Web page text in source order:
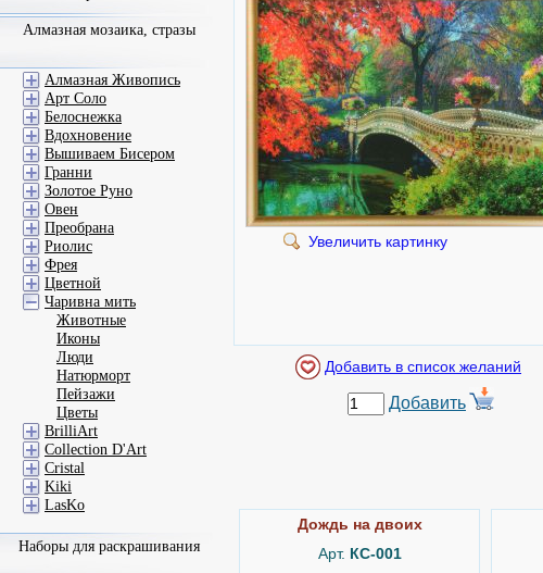
Увеличить картинку
Добавить
Дождь на двоих
Арт. КС-001
Алмазная мозаика, стразы
Алмазная Живопись
Арт Соло
Белоснежка
Вдохновение
Вышиваем Бисером
Гранни
Золотое Руно
Овен
Преобрана
Риолис
Фрея
Цветной
Чаривна мить
Животные
Иконы
Люди
Натюрморт
Пейзажи
Цветы
BrilliArt
Collection D'Art
Cristal
Kiki
LasKo
Наборы для раскрашивания